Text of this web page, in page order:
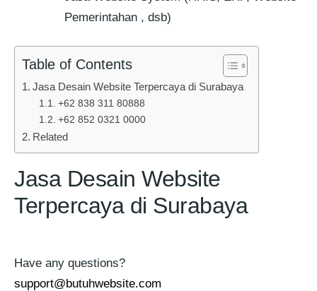
Pemerintahan , dsb)
Table of Contents
Jasa Desain Website Terpercaya di Surabaya
+62 838 311 80888
+62 852 0321 0000
Related
Jasa Desain Website
Terpercaya di Surabaya
Have any questions?
support@butuhwebsite.com